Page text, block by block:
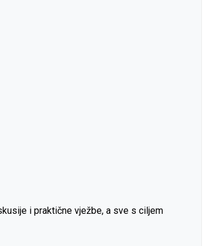
i praktične vježbe, a sve s ciljem